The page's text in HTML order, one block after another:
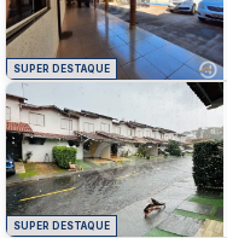
SUPER DESTAQUE
SUPER DESTAQUE